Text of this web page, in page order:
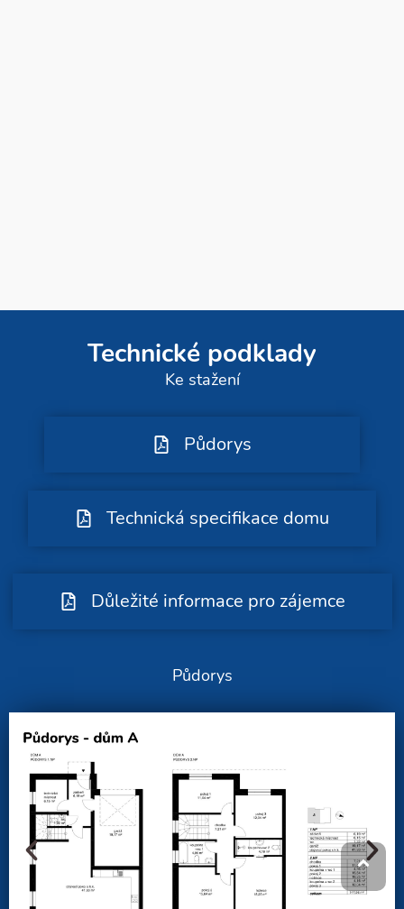
Technické podklady
Ke stažení
Půdorys
Technická specifikace domu
Důležité informace pro zájemce
Půdorys